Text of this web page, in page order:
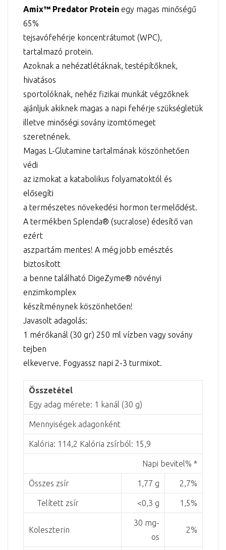
Amix™ Predator Protein egy magas minőségű
65%
tejsavófehérje koncentrátumot (WPC),
tartalmazó protein.
Azoknak a nehézatlétáknak, testépítőknek,
hivatásos
sportolóknak, nehéz fizikai munkát végzőknek
ajánljuk akiknek magas a napi fehérje szükségletük
illetve minőségi sovány izomtömeget
szeretnének.
Magas L-Glutamine tartalmának köszönhetően
védi
az izmokat a katabolikus folyamatoktól és
elősegíti
a természetes növekedési hormon termelődést.
A termékben Splenda® (sucralose) édesítő van
ezért
aszpartám mentes! A még jobb emésztés
biztosított
a benne található DigeZyme® növényi
enzimkomplex
készítménynek köszönhetően!
Javasolt adagolás:
1 mérőkanál (30 gr) 250 ml vízben vagy sovány
tejben
elkeverve. Fogyassz napi 2-3 turmixot.
Összetétel
Egy adag mérete: 1 kanál (30 g)
Mennyiségek adagonként
Kalória: 114,2 Kalória zsírból: 15,9
Napi bevitel% *
Összes zsír 1,77 g 2,7%
Telített zsír <0,3 g 1,5%
Koleszterin
30 mg-
os
2%